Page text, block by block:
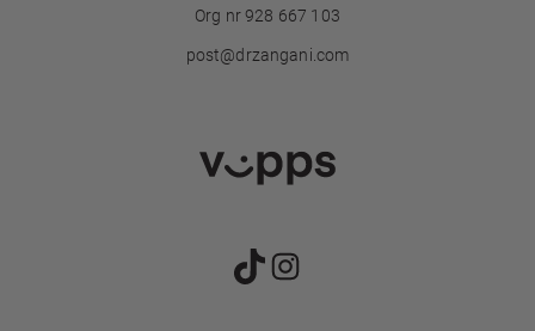
Org nr 928 667 103
post@drzangani.com
TikTok Instagram